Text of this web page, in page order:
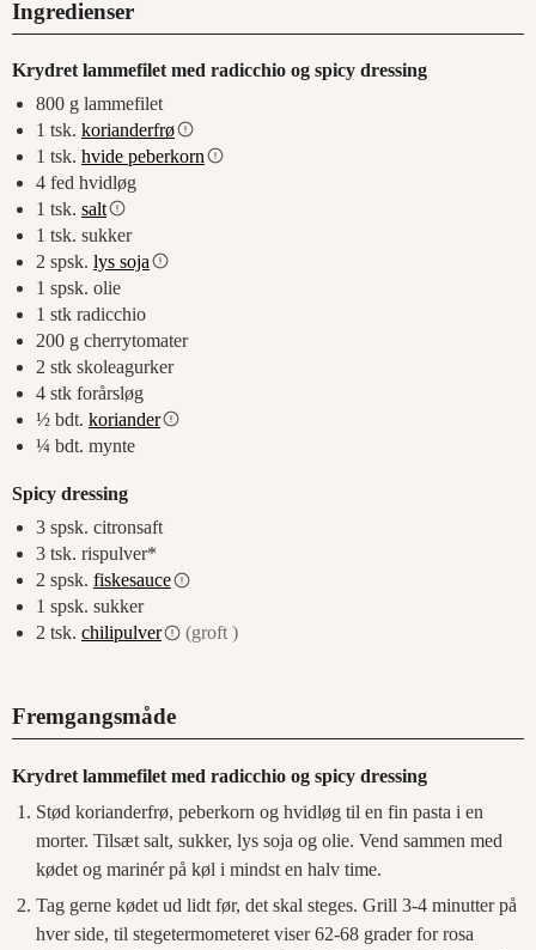
Ingredienser
Krydret lammefilet med radicchio og spicy dressing
800 g lammefilet
1 tsk. korianderfrø
1 tsk. hvide peberkorn
4 fed hvidløg
1 tsk. salt
1 tsk. sukker
2 spsk. lys soja
1 spsk. olie
1 stk radicchio
200 g cherrytomater
2 stk skoleagurker
4 stk forårsløg
½ bdt. koriander
¼ bdt. mynte
Spicy dressing
3 spsk. citronsaft
3 tsk. rispulver*
2 spsk. fiskesauce
1 spsk. sukker
2 tsk. chilipulver (groft )
Fremgangsmåde
Krydret lammefilet med radicchio og spicy dressing
Stød korianderfrø, peberkorn og hvidløg til en fin pasta i en
morter. Tilsæt salt, sukker, lys soja og olie. Vend sammen med
kødet og marinér på køl i mindst en halv time.
Tag gerne kødet ud lidt før, det skal steges. Grill 3-4 minutter på
hver side, til stegetermometeret viser 62-68 grader for rosa